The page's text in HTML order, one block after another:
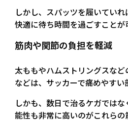
しかし、スパッツを履いてい
快適に待ち時間を過ごすことが
筋肉や関節の負担を軽減
太ももやハムストリングスな
などは、サッカーで痛めやすい
しかも、数日で治るケガでは
能性も非常に高いのがこれら